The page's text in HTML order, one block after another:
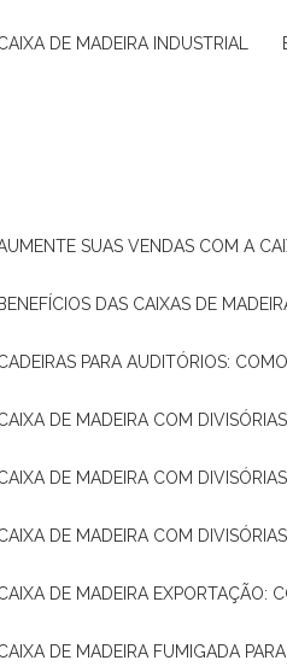
CAIXA DE MADEIRA INDUSTRIAL
AUMENTE SUAS VENDAS COM A
BENEFÍCIOS DAS CAIXAS DE
CADEIRAS PARA AUDITÓRIOS:
CAIXA DE MADEIRA COM
CAIXA DE MADEIRA COM
CAIXA DE MADEIRA COM
CAIXA DE MADEIRA EXPORTAÇÃO:
CAIXA DE MADEIRA FUMIGADA